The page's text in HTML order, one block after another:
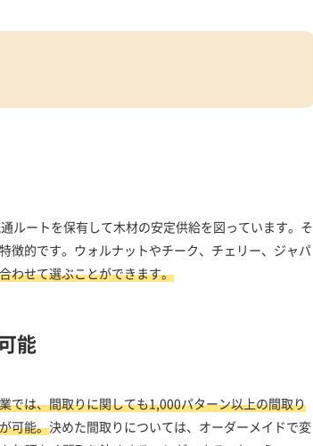
ルートを保有して木材の安定供給を図っています。そ
徴的です。ウォルナットやチーク、チェリー、ジャパ
わせて選ぶことができます。
能
では、間取りに関しても1,000パターン以上の間取り
可能。決めた間取りについては、オーダーメイドで変